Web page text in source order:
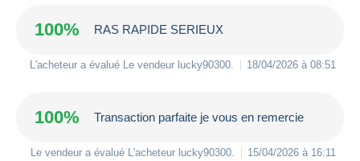
100% RAS RAPIDE SERIEUX
L'acheteur a évalué Le vendeur lucky90300 18/04/2026 à 08:51
100% Transaction parfaite je vous en remercie
Le vendeur a évalué L'acheteur lucky90300 15/04/2026 à 16:11